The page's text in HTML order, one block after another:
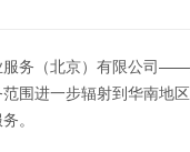
务（北京）有限公司——
围进一步辐射到华南地
。